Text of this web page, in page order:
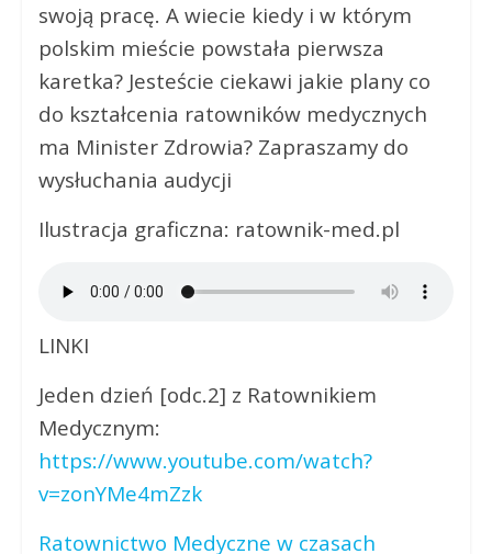
swoją pracę. A wiecie kiedy i w którym
polskim mieście powstała pierwsza
karetka? Jesteście ciekawi jakie plany co
do kształcenia ratowników medycznych
ma Minister Zdrowia? Zapraszamy do
wysłuchania audycji
Ilustracja graficzna: ratownik-med.pl
LINKI
Jeden dzień [odc.2] z Ratownikiem
Medycznym:
https://www.youtube.com/watch?
v=zonYMe4mZzk
Ratownictwo Medyczne w czasach